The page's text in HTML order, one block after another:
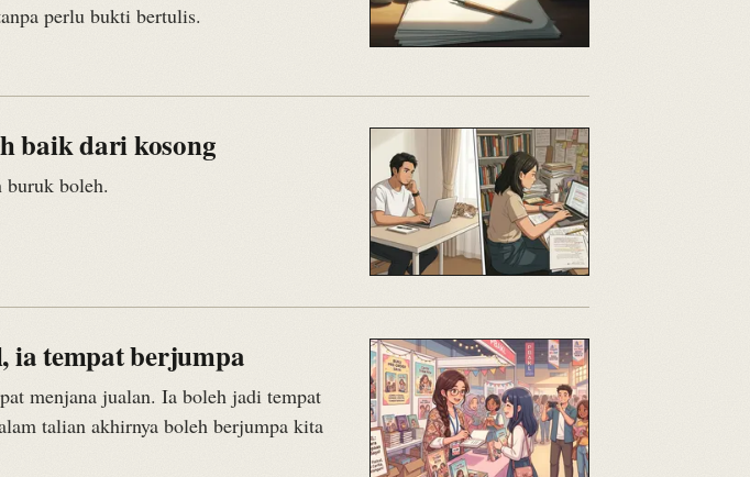
perlu bukti bertulis.
baik dari kosong
buruk boleh.
ia tempat berjumpa
menjana jualan. Ia boleh jadi tempat
talian akhirnya boleh berjumpa kita